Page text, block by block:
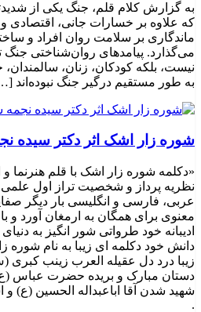
به گزارش کلام قلم، جنگ یکی از
که علاوه بر خسارات جانی، اقتصادی
ماندگاری بر سلامت روان افراد و
می‌گذارد. پیامدهای روان‌شناختی جنگ
نیست، بلکه کودکان، زنان، سالمندان،
به طور مستقیم درگیر جنگ نبوده‌اند
شوره زار اشک اثر دکتر سیده
«دکلمه شوره زار اشک با قلم هنرنما
عربی، فارسی و انگلیسی بار دیگر
معنوی برای همگان به ارمغان آورد و
ادیبانه خود طرواتی شور انگیز به دنیای
دانش خود دکلمه ای زیبا به نام شوره
زیبا درد دل عقیله العرب زینب
دستان مبارک و بریده حضرت عباس
شهید شدن آقا اباعبداله الحسین (ع)
.